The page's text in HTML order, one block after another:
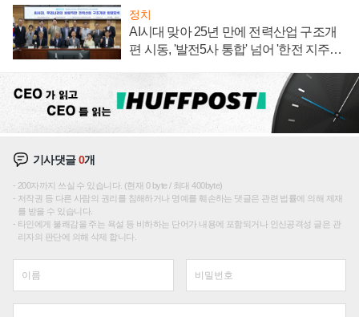
정치
AI시대 맞아 25년 만에 전력산업 구조개
편 시동, '발전5사 통합' 넘어 '한전 지주사'
기사댓글0개
200자까지 쓰실 수 있습니다. (현재 0 byte / 최대 400byte)
저작권 등 다른 사람의 권리를 침해하거나 명예를 훼손하는 댓글은 관련 법률에 의해 제재
를 받을 수 있습니다.
타인에게 불쾌감을 주는 욕설 등 비하하는 단어가 내용에 포함되거나 인신공격성 글은 관
리자의 판단에 의해 삭제 합니다.